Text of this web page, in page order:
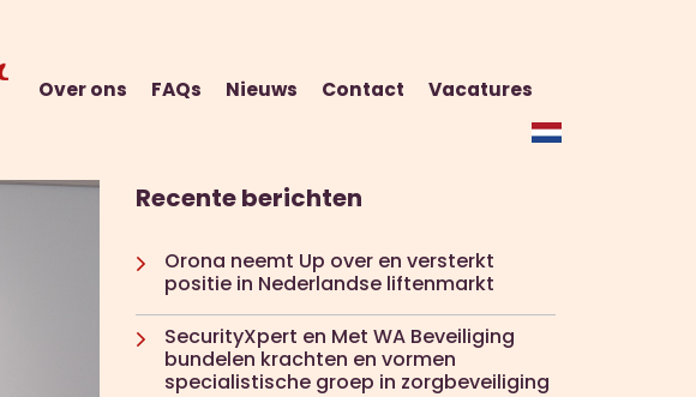
Over ons FAQs Nieuws Contact Vacatures
Recente berichten
Orona neemt Up over en versterkt
positie in Nederlandse liftenmarkt
SecurityXpert en Met WA Beveiliging
bundelen krachten en vormen
specialistische groep in zorgbeveiliging